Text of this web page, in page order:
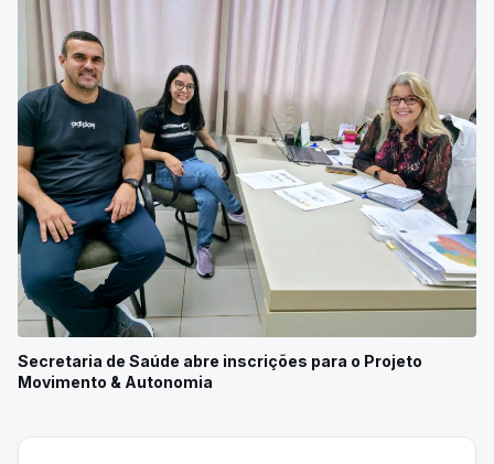
Secretaria de Saúde abre inscrições para o Projeto
Movimento & Autonomia